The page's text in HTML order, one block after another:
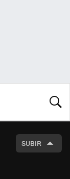
SUBIR